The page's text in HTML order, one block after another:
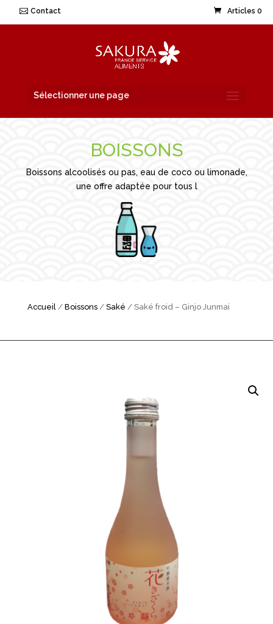
Contact Articles 0
Sélectionner une page
BOISSONS
Boissons alcoolisés ou pas, eau de coco ou limonade,
une offre adaptée pour tous l
Accueil/ Boissons/ Saké / Saké froid – Ginjo Junmai